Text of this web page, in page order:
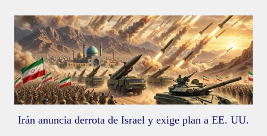
Irán anuncia derrota de Israel y exige plan a EE. UU.